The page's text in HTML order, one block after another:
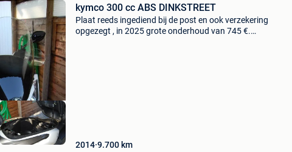
kymco 300 cc ABS DINKSTREET
Plaat reeds ingediend bij de post en ook verzekering
opgezegt , in 2025 grote onderhoud van 745 €.
2014 9.700 km